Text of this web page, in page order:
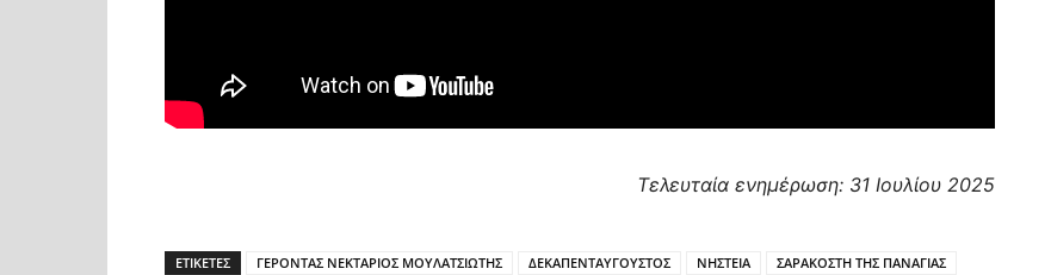
Τελευταία ενημέρωση: 31 Ιουλίου 2025
ΕΤΙΚΕΤΕΣ ΓΕΡΟΝΤΑΣ ΝΕΚΤΑΡΙΟΣ ΜΟΥΛΑΤΣΙΩΤΗΣ ΔΕΚΑΠΕΝΤΑΥΓΟΥΣΤΟΣ ΝΗΣΤΕΙΑ ΣΑΡΑΚΟΣΤΗ ΤΗΣ ΠΑΝΑΓΙΑΣ